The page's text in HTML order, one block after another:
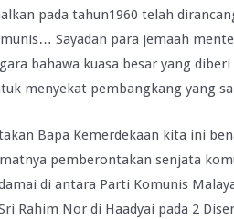
pada tahun1960 telah
Sayadan para jemaah
bahawa kuasa besar yang
menyekat pembangkang yang
Bapa Kemerdekaan kita ini
pemberontakan senjata
di antara Parti Komunis
Rahim Nor di Haadyai pada 2